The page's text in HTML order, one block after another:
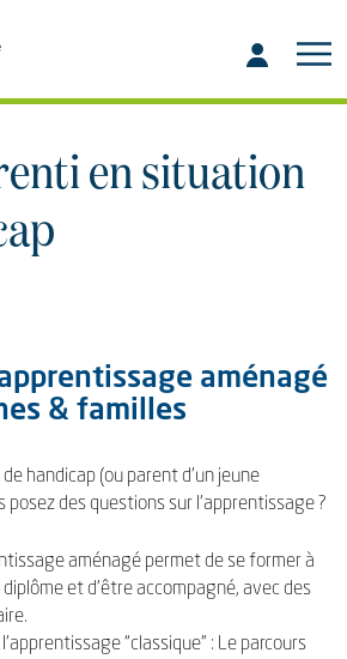
en situation
aménagé
& familles
handicap (ou parent d’un jeune
posez des questions sur l’apprentissage ?
aménagé permet de se former à
et d’être accompagné, avec des
“classique” : Le parcours